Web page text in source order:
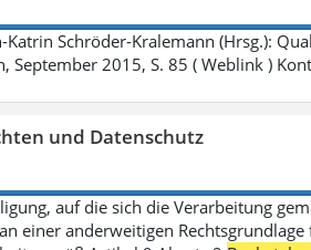
Katrin Schröder-Kralemann (Hrsg.):
September 2015, S. 85 ( Weblink )
und Datenschutz
auf die sich die Verarbeitung
einer anderweitigen